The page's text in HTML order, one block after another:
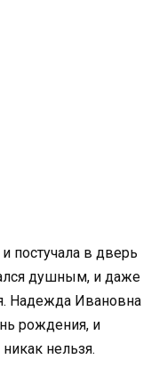
постучала в дверь
душным, и даже
Надежда Ивановна
рождения, и
нельзя.